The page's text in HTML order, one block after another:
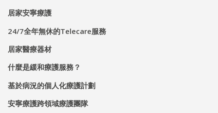
居家安寧療護
24/7全年無休的Telecare服務
居家醫療器材
什麼是緩和療護服務？
基於病況的個人化療護計劃
安寧療護跨領域療護團隊